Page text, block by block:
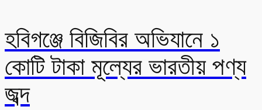
হবিগঞ্জে বিজিবির অভিযানে ১
কোটি টাকা মূল্যের ভারতীয় পণ্য
জব্দ